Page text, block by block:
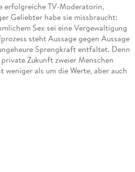
erfolgreiche TV-Moderatorin,
Geliebter habe sie missbraucht:
Sex sei eine Vergewaltigung
steht Aussage gegen Aussage
Sprengkraft entfaltet. Denn
Zukunft zweier Menschen
weniger als um die Werte, aber auch
leichter, über Glaubwürdigkeit
Elschot und Oliver Berben haben
der Regie von Matti Geschonneck
mit Starbesetzung verfilmt.